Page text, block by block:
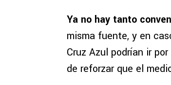
Ya no hay tanto
misma fuente, y en
Cruz Azul podrían ir
de reforzar que el